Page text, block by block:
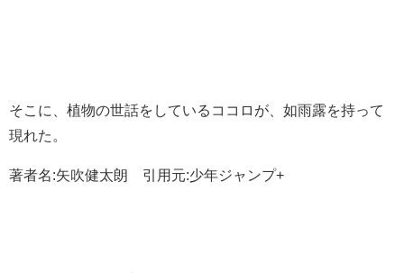
そこに、植物の世話をしているココロが、如雨露を持って
現れた。
著者名:矢吹健太朗 引用元:少年ジャンプ+